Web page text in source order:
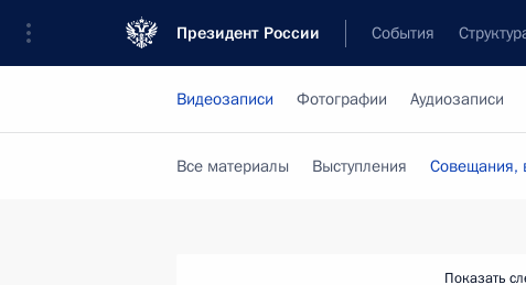
Президент России События
Видеозаписи Фотографии Аудиозаписи
Все материалы Выступления Совещания,
Показать